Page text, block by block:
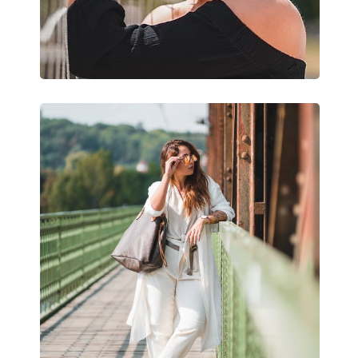
Nastaviteľné sedielka:
Príslušenstvo
Puzdro:
Ostatné
Typ:
Dámske
Kategória:
Slnečné okuliare
Značka:
Michael Kors
Použitie:
Móda
Kód:
MK5007 109936
Dostupné s dioptrickými
šošovkami:
Nie